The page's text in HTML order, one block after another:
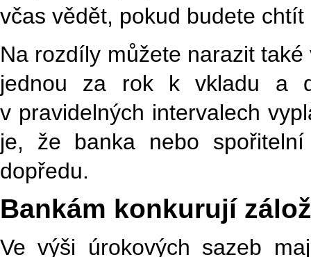
včas vědět, pokud budete
Na rozdíly můžete narazit
jednou za rok k vkladu a
v pravidelných intervalech
je, že banka nebo
dopředu.
Bankám konkurují
Ve výši úrokových sazeb